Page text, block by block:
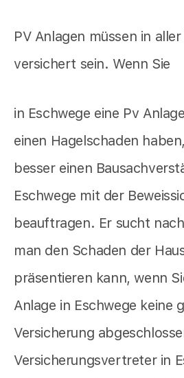
PV Anlagen müssen in
versichert sein. Wenn Sie
in Eschwege eine Pv
einen Hagelschaden
besser einen
Eschwege mit der
beauftragen. Er sucht
man den Schaden der
präsentieren kann, wenn
Anlage in Eschwege keine
Versicherung
Versicherungsvertreter in